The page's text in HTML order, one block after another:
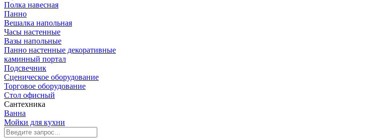
Полка навесная
Панно
Вешалка напольная
Часы настенные
Вазы напольные
Панно настенные декоративные
каминный портал
Подсвечник
Сценическое оборудование
Торговое оборудование
Стол офисный
Сантехника
Ванна
Мойки для кухни